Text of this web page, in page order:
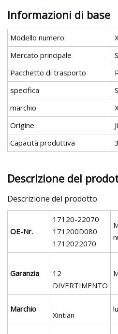
Informazioni di base
Modello numero:
Mercato principale
Pacchetto di trasporto
specifica
marchio
Origine
Capacità produttiva
Descrizione del
Descrizione del prodotto
OE-Nr.
17120-22070
171200D080
1712022070
Garanzia
12
DIVERTIMENTO
Marchio
Xintian